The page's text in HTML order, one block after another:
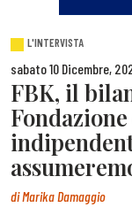
L'INTERVISTA
sabato 10 Dicembre,
FBK, il
diMarika Damaggio